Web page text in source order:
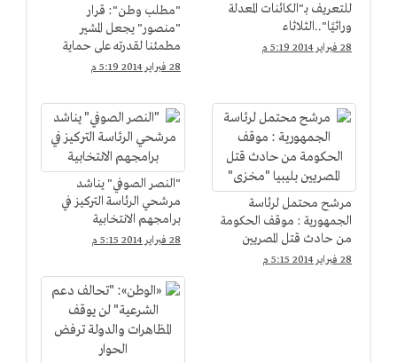
للتعريف بـ"الكائنات المعدلة
وراثيًا"..الثلاثاء
28 فبراير 2014 5:19 م
"مطلب وطن": قرار
"منصور" يجعل المشير
مطمئنا لقدرته على حماية
الشعب
28 فبراير 2014 5:19 م
مرشح محتمل لرئاسة
الجمهورية : موقف الحكومة
من حادث قتل المصريين
بليبيا "مخزى"
28 فبراير 2014 5:15 م
"النصر الصوفي" يناشد
مرشحي الرئاسة التركيز في
برامجهم الانتخابية
28 فبراير 2014 5:15 م